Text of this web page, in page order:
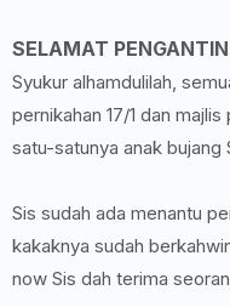
SELAMAT
Syukur alhamdulilah,
pernikahan 17/1 dan
satu-satunya anak bujang
Sis sudah ada menantu
kakaknya sudah
now Sis dah terima